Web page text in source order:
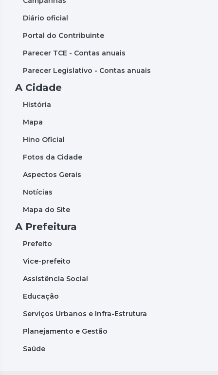
Diário oficial
Portal do Contribuinte
Parecer TCE - Contas anuais
Parecer Legislativo - Contas anuais
A Cidade
História
Mapa
Hino Oficial
Fotos da Cidade
Aspectos Gerais
Notícias
Mapa do Site
A Prefeitura
Prefeito
Vice-prefeito
Assistência Social
Educação
Serviços Urbanos e Infra-Estrutura
Planejamento e Gestão
Saúde